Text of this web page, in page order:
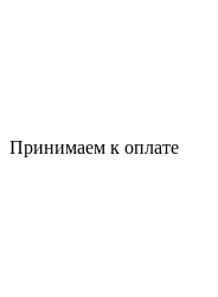
Принимаем к оплате